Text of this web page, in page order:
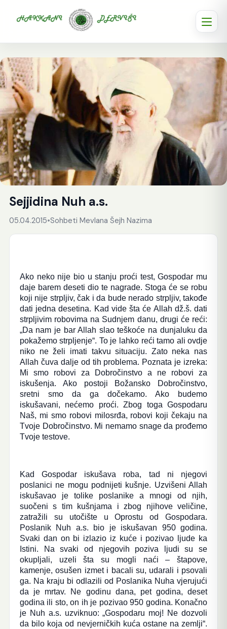
Sejjidina Nuh a.s.
05.04.2015•Sohbeti Mevlana Šejh Nazima
Ako neko nije bio u stanju proći test, Gospodar mu
daje barem deseti dio te nagrade. Stoga će se robu
koji nije strpljiv, čak i da bude nerado strpljiv, takođe
dati jedna desetina. Kad vide šta će Allah dž.š. dati
strpljivim robovima na Sudnjem danu, drugi će reći:
„Da nam je bar Allah slao teškoće na dunjaluku da
pokažemo strpljenje“. To je lahko reći tamo ali ovdje
niko ne želi imati takvu situaciju. Zato neka nas
Allah čuva dalje od tih problema. Poznata je izreka:
Mi smo robovi za Dobročinstvo a ne robovi za
iskušenja. Ako postoji Božansko Dobročinstvo,
sretni smo da ga dočekamo. Ako budemo
iskušavani, nećemo proći. Zbog toga Gospodaru
Naš, mi smo robovi milosrđa, robovi koji čekaju na
Tvoje Dobročinstvo. Mi nemamo snage da prođemo
Tvoje testove.
Kad Gospodar iskušava roba, tad ni njegovi
poslanici ne mogu podnijeti kušnje. Uzvišeni Allah
iskušavao je tolike poslanike a mnogi od njih,
suočeni s tim kušnjama i zbog njihove veličine,
zatražili su utočište u Oprostu od Gospodara.
Poslanik Nuh a.s. bio je iskušavan 950 godina.
Svaki dan on bi izlazio iz kuće i pozivao ljude ka
Istini. Na svaki od njegovih poziva ljudi su se
okupljali, uzeli šta su mogli naći – štapove,
kamenje, osušen izmet i bacali su, udarali i psovali
ga. Na kraju bi odlazili od Poslanika Nuha vjerujući
da je mrtav. Ne godinu dana, pet godina, deset
godina ili sto, on ih je pozivao 950 godina. Konačno
je Nuh a.s. uzviknuo: „Gospodaru moj! Ne dozvoli
da bilo koja od nevjerničkih kuća ostane na zemlji“.